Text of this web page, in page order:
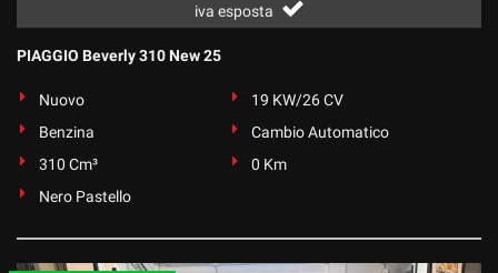
iva esposta
PIAGGIO Beverly 310 New 25
Nuovo
19 KW/26 CV
Benzina
Cambio Automatico
310 Cm³
0 Km
Nero Pastello